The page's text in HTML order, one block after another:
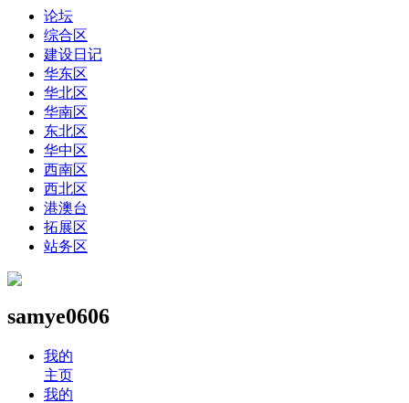
论坛
综合区
建设日记
华东区
华北区
华南区
东北区
华中区
西南区
西北区
港澳台
拓展区
站务区
samye0606
我的
主页
我的